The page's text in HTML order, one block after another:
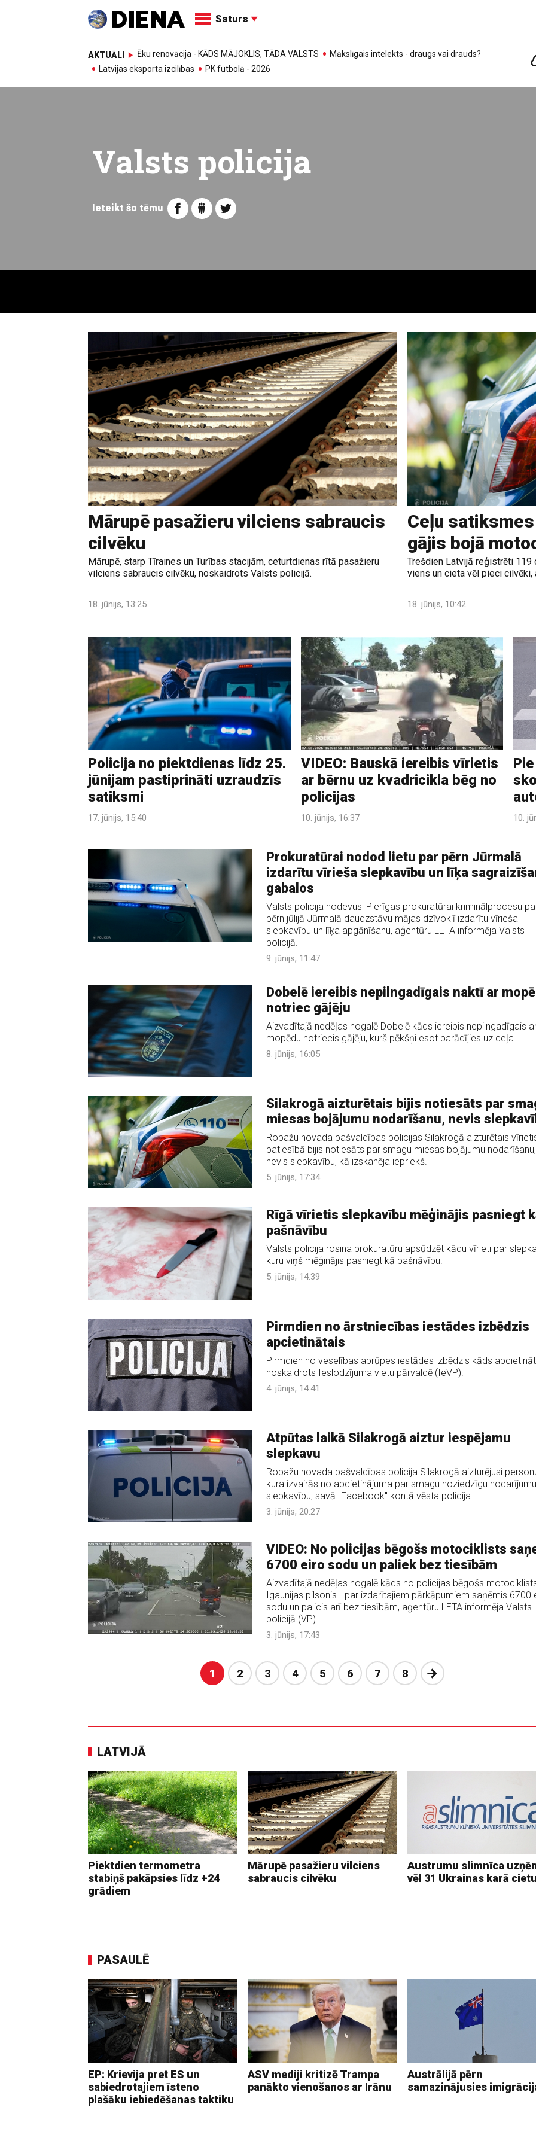
Saturs
AKTUĀLI Ēku renovācija - KĀDS MĀJOKLIS, TĀDA VALSTS
Mākslīgais intelekts - draugs vai drauds?
Latvijas eksporta izcilības
PK futbolā - 2026
Valsts policija
Ieteikt šo tēmu
Mārupē pasažieru vilciens sabraucis
cilvēku
Mārupē, starp Tīraines un Turības stacijām, ceturtdienas rītā pasažieru
vilciens sabraucis cilvēku, noskaidrots Valsts policijā.
18. jūnijs, 13:25
Ceļu
gājis bojā
Trešdien Latvijā reģistrēti 119
viens un cieta vēl pieci cilvēki,
18. jūnijs, 10:42
Policija no piektdienas līdz 25.
jūnijam pastiprināti uzraudzīs
satiksmi
17. jūnijs, 15:40
VIDEO: Bauskā iereibis vīrietis
ar bērnu uz kvadricikla bēg no
policijas
10. jūnijs, 16:37 10.
Prokuratūrai nodod lietu par pērn Jūrmalā
izdarītu vīrieša slepkavību un līķa
gabalos
Valsts policija nodevusi Pierīgas prokuratūrai kriminālprocesu
pērn jūlijā Jūrmalā daudzstāvu mājas dzīvoklī izdarītu vīrieša
slepkavību un līķa apgānīšanu, aģentūru LETA informēja Valsts
policijā.
9. jūnijs, 11:47
Dobelē iereibis nepilngadīgais naktī ar
notriec gājēju
Aizvadītajā nedēļas nogalē Dobelē kāds iereibis nepilngadīgais
mopēdu notriecis gājēju, kurš pēkšņi esot parādījies uz ceļa.
8. jūnijs, 16:05
Silakrogā aizturētais bijis notiesāts par
miesas bojājumu nodarīšanu, nevis
Ropažu novada pašvaldības policijas Silakrogā aizturētais
patiesībā bijis notiesāts par smagu miesas bojājumu nodarīšanu,
nevis slepkavību, kā izskanēja iepriekš.
5. jūnijs, 17:34
Rīgā vīrietis slepkavību mēģinājis pasniegt
pašnāvību
Valsts policija rosina prokuratūru apsūdzēt kādu vīrieti par
kuru viņš mēģinājis pasniegt kā pašnāvību.
5. jūnijs, 14:39
Pirmdien no ārstniecības iestādes izbēdzis
apcietinātais
Pirmdien no veselības aprūpes iestādes izbēdzis kāds
noskaidrots Ieslodzījuma vietu pārvaldē (IeVP).
4. jūnijs, 14:41
Atpūtas laikā Silakrogā aiztur iespējamu
slepkavu
Ropažu novada pašvaldības policija Silakrogā aizturējusi
kura izvairās no apcietinājuma par smagu noziedzīgu
slepkavību, savā "Facebook" kontā vēsta policija.
3. jūnijs, 20:27
VIDEO: No policijas bēgošs motociklists
6700 eiro sodu un paliek bez tiesībām
Aizvadītajā nedēļas nogalē kāds no policijas bēgošs
Igaunijas pilsonis - par izdarītajiem pārkāpumiem saņēmis 6700
sodu un palicis arī bez tiesībām, aģentūru LETA informēja Valsts
policijā (VP).
3. jūnijs, 17:43
1 2 3 4 5 6 7 8 Nākošā
LATVIJĀ
Piektdien termometra
stabiņš pakāpsies līdz +24
grādiem
Mārupē pasažieru vilciens
sabraucis cilvēku
Austrumu slimnīca
vēl 31 Ukrainas karā
PASAULĒ
EP: Krievija pret ES un
sabiedrotajiem īsteno
plašāku iebiedēšanas taktiku
ASV mediji kritizē Trampa
panākto vienošanos ar Irānu
Austrālijā pērn
samazinājusies